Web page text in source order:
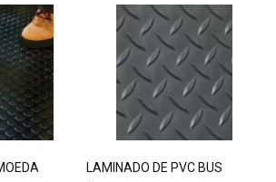
LAMINADO DE PVC BUS